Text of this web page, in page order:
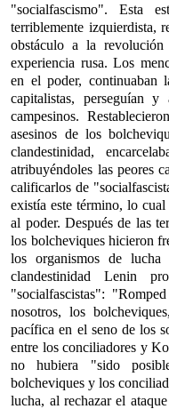
"socialfascismo". Esta
terriblemente izquierdista,
obstáculo a la
experiencia rusa. Los
en el poder, continuaban
capitalistas, perseguían
campesinos.
asesinos de los
clandestinidad,
atribuyéndoles las peores
calificarlos de
existía este término, lo
al poder. Después de las
los bolcheviques hicieron
los organismos de
clandestinidad Lenin
"socialfascistas":
nosotros, los
pacífica en el seno de los
entre los conciliadores y
no hubiera "sido
bolcheviques y los
lucha, al rechazar el